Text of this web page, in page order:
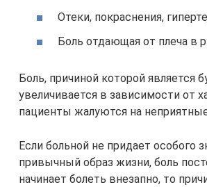
Отеки, покраснения,
Боль отдающая от плеча в
Боль, причиной которой является
увеличивается в зависимости от
пациенты жалуются на
Если больной не придает особого
привычный образ жизни, боль
начинает болеть внезапно, то